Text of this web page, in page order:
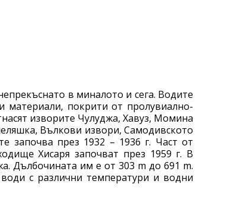
в миналото и сега. Водите
материали, покрити от пролувиално-
изворите Чулуджа, Хавуз, Момина
Вълкови извори, Самодивското
започва през 1932 – 1936 г. Част от
Хисаря започват през 1959 г. В
Дълбочината им е от 303 m до 691 m.
с различни температури и водни